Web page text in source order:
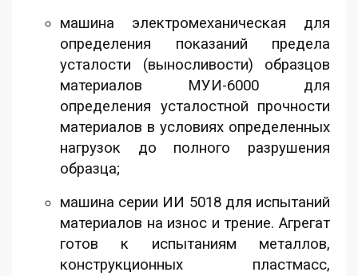
машина электромеханическая для
определения показаний предела
усталости (выносливости) образцов
материалов МУИ-6000 для
определения усталостной прочности
материалов в условиях определенных
нагрузок до полного разрушения
образца;
машина серии ИИ 5018 для испытаний
материалов на износ и трение. Агрегат
готов к испытаниям металлов,
конструкционных пластмасс,